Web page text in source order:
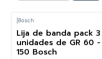
Bosch
Lija de banda pack 3
unidades de GR 60 -
150 Bosch